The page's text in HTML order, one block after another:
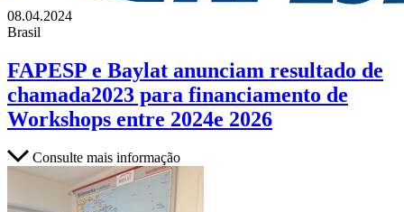
08.04.2024
Brasil
FAPESP e Baylat anunciam resultado de
chamada2023 para financiamento de
Workshops entre 2024e 2026
Consulte mais informação